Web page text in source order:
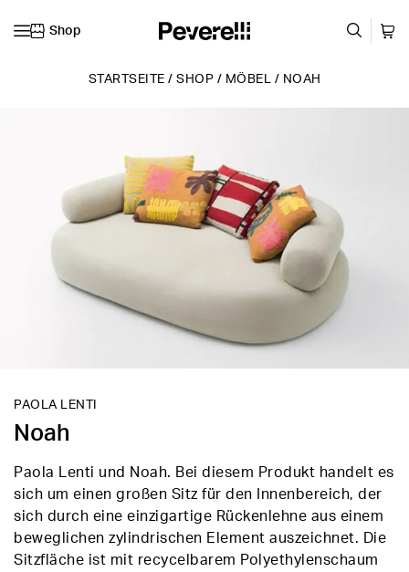
Shop
STARTSEITE / SHOP / MÖBEL / NOAH
PAOLA LENTI
Noah
Paola Lenti und Noah. Bei diesem Produkt handelt es
sich um einen großen Sitz für den Innenbereich, der
sich durch eine einzigartige Rückenlehne aus einem
beweglichen zylindrischen Element auszeichnet. Die
Sitzfläche ist mit recycelbarem Polyethylenschaum